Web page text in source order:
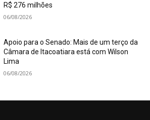
R$ 276 milhões
06/08/2026
Apoio para o Senado: Mais de um terço da
Câmara de Itacoatiara está com Wilson
Lima
06/08/2026